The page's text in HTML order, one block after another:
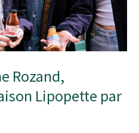
Rozand,
Lipopette par